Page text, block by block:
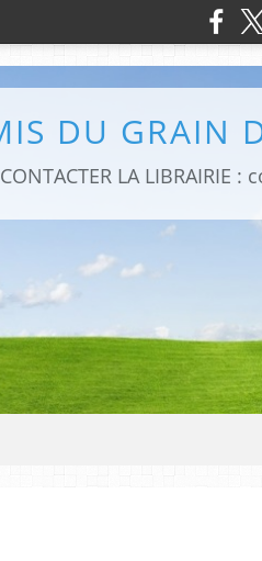
DU GRAIN
LA LIBRAIRIE